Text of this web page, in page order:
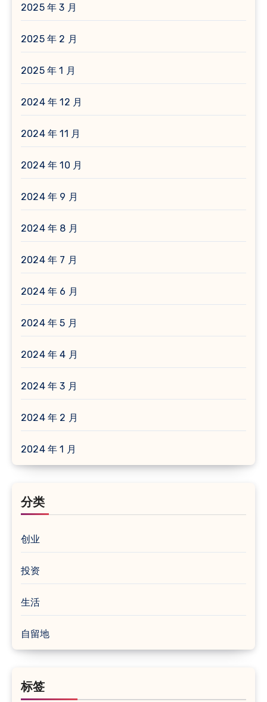
2025 年 3 月
2025 年 2 月
2025 年 1 月
2024 年 12 月
2024 年 11 月
2024 年 10 月
2024 年 9 月
2024 年 8 月
2024 年 7 月
2024 年 6 月
2024 年 5 月
2024 年 4 月
2024 年 3 月
2024 年 2 月
2024 年 1 月
分类
创业
投资
生活
自留地
标签